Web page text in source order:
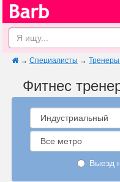
→ Специалисты →
Фитнес
Выезд